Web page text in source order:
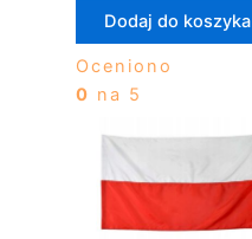
Oceniono
0 na 5
Dodaj do koszyka